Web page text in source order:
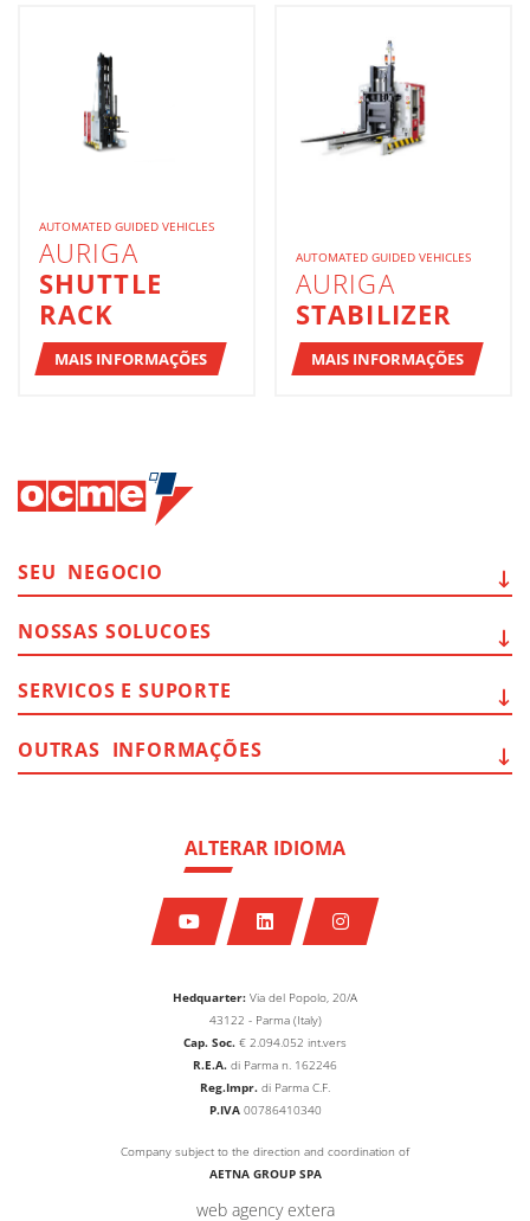
AUTOMATED GUIDED VEHICLES
AURIGA
SHUTTLE
RACK
MAIS INFORMAÇÕES
AUTOMATED GUIDED VEHICLES
AURIGA
STABILIZER
MAIS INFORMAÇÕES
Hedquarter: Via del Popolo, 20/A
43122 - Parma (Italy)
Cap. Soc. € 2.094.052 int.vers
R.E.A. di Parma n. 162246
Reg.Impr. di Parma C.F.
P.IVA00786410340
Company subject to the direction and coordination of
AETNA GROUP SPA
web agency extera
ALTERAR IDIOMA
SEU NEGOCIO
NOSSAS SOLUCOES
SERVICOS E SUPORTE
OUTRAS INFORMAÇÕES